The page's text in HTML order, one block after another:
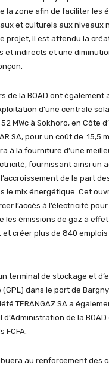
la zone afin de faciliter les
et culturels aux niveaux
projet, il est attendu la
et indirects et une
de la BOAD ont également
d’une centrale
MWc à Sokhoro, en Côte
SA, pour un coût de 15,5
à la fourniture d’une
fournissant ainsi un
de la part
le mix énergétique. Cet
l’accès à l’électricité
les émissions de gaz à
et créer plus de 840
terminal de stockage et
dans le port de
TERANGAZ SA a
d’Administration de la
au renforcement des